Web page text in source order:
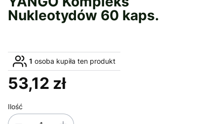
Nukleotydów 60 kaps.
1 osoba kupiła ten produkt
Cena
53,12 zł
Ilość